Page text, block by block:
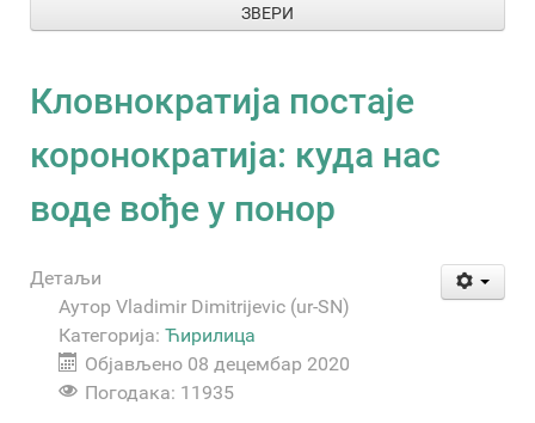
ЗВЕРИ
Кловнократија постаје
коронократија: куда нас
воде вође у понор
Детаљи
Аутор Vladimir Dimitrijevic (ur-SN)
Категорија: Ћирилица
Објављено 08 децембар 2020
Погодака: 11935